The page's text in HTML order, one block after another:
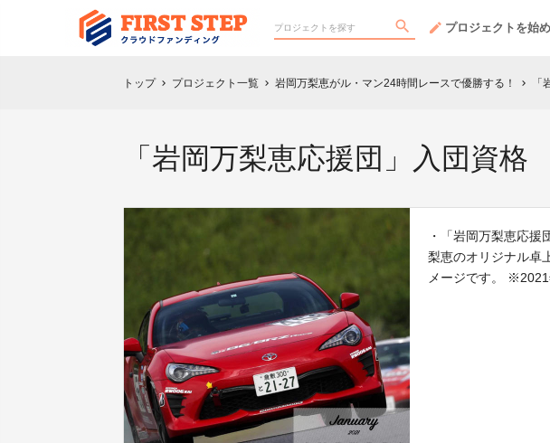
プロジェクトを始
トップ chevron_right プロジェクト一覧 chevron_right 岩岡万梨恵がル・マン24時間レースで優勝する！ chevron_right
「岩岡万梨恵応援団」入団資
・「岩岡万梨恵応
梨恵のオリジナル卓
メージです。 ※2021